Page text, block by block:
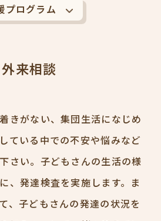
プログラム
外来相談
きがない、集団生活になじめ
ている中での不安や悩みなど
さい。子どもさんの生活の様
、発達検査を実施します。ま
、子どもさんの発達の状況を